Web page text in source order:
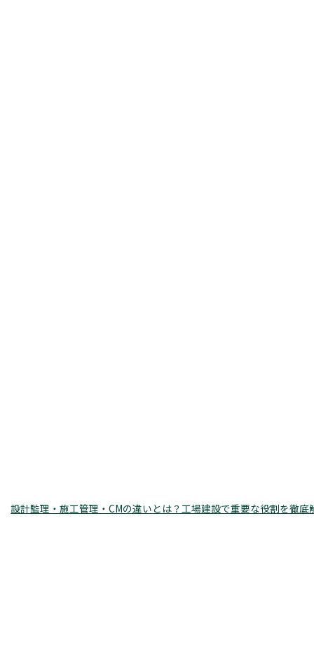
設計監理・施工管理・CMの違いとは？工場建設で重要な役割を徹底